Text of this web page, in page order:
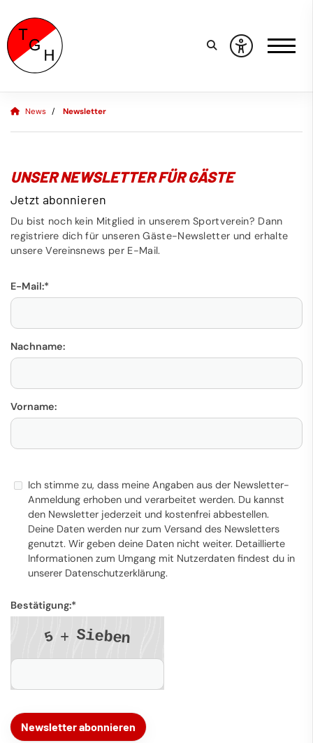
News Newsletter
UNSER NEWSLETTER FÜR GÄSTE
Jetzt abonnieren
Du bist noch kein Mitglied in unserem Sportverein? Dann
registriere dich für unseren Gäste-Newsletter und erhalte
unsere Vereinsnews per E-Mail.
E-Mail:*
Nachname:
Vorname:
Ich stimme zu, dass meine Angaben aus der Newsletter-
Anmeldung erhoben und verarbeitet werden. Du kannst
den Newsletter jederzeit und kostenfrei abbestellen.
Deine Daten werden nur zum Versand des Newsletters
genutzt. Wir geben deine Daten nicht weiter. Detaillierte
Informationen zum Umgang mit Nutzerdaten findest du in
unserer Datenschutzerklärung.
Bestätigung:*
5 Sieben